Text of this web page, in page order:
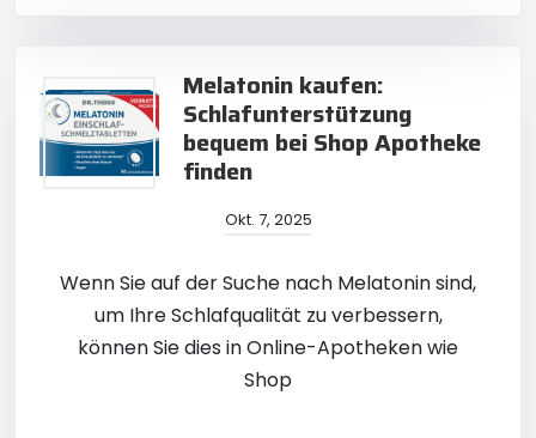
Melatonin kaufen:
Schlafunterstützung
bequem bei Shop Apotheke
finden
Okt. 7, 2025
Wenn Sie auf der Suche nach Melatonin sind,
um Ihre Schlafqualität zu verbessern,
können Sie dies in Online-Apotheken wie
Shop